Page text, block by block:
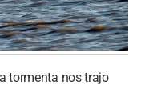
tormenta nos trajo